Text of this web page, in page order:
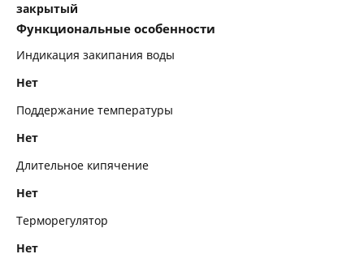
закрытый
Функциональные особенности
Индикация закипания воды
Нет
Поддержание температуры
Нет
Длительное кипячение
Нет
Терморегулятор
Нет